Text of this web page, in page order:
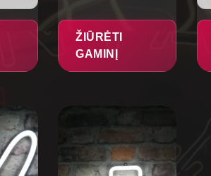
ŽIŪRĖTI
GAMINĮ